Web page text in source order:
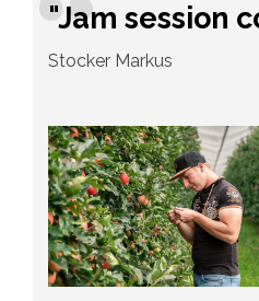
"Jam session
Stocker Markus